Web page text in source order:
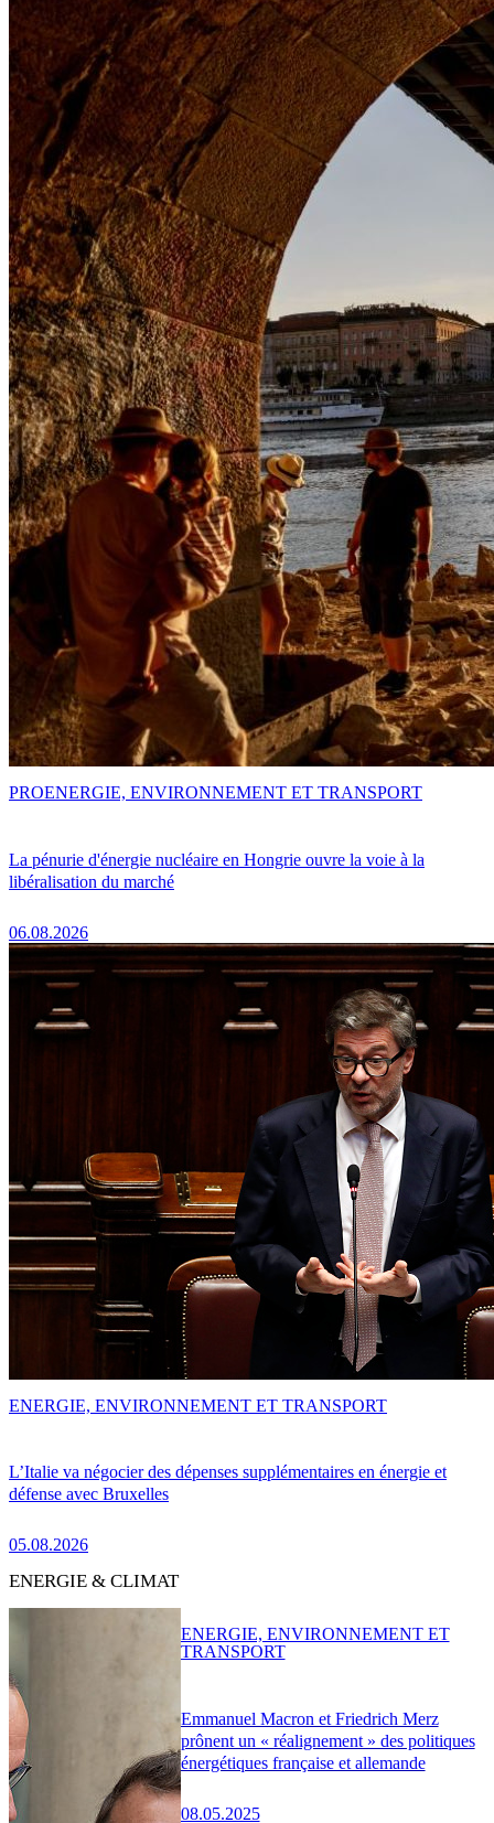
La pénurie d'énergie nucléaire en Hongrie ouvre la voie à la
libéralisation du marché
06.08.2026
PROENERGIE, ENVIRONNEMENT ET TRANSPORT
L’Italie va négocier des dépenses supplémentaires en énergie et
défense avec Bruxelles
05.08.2026
ENERGIE, ENVIRONNEMENT ET TRANSPORT
ENERGIE & CLIMAT
Emmanuel Macron et Friedrich Merz
prônent un « réalignement » des politiques
énergétiques française et allemande
08.05.2025
ENERGIE, ENVIRONNEMENT ET
TRANSPORT